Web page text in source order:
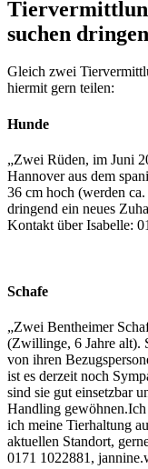
suchen
Gleich zwei
hiermit gern teilen:
Hunde
„Zwei Rüden, im Juni
Hannover aus dem
36 cm hoch (werden
dringend ein neues
Kontakt über Isabelle:
Schafe
„Zwei Bentheimer
(Zwillinge, 6 Jahre alt).
von ihren
ist es derzeit noch
sind sie gut einsetzbar
Handling gewöhnen.Ich
ich meine Tierhaltung
aktuellen Standort,
0171 1022881,